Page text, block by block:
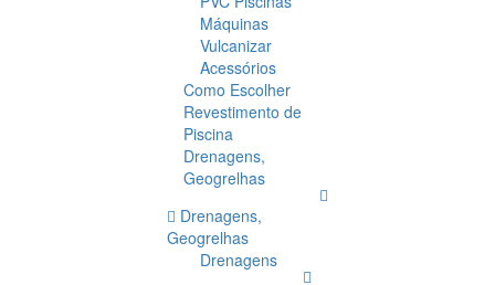
Máquinas
Vulcanizar
Acessórios
Como Escolher
Revestimento de
Piscina
Drenagens,
Geogrelhas
Drenagens,
Geogrelhas
Drenagens